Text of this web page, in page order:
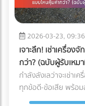
2026-03-23, 09:36
เจาะลึก! เช่าเครื่อ
กว่า? (ฉบับผู้รับเหม
กำลังลังเลว่าจะเช่า
ทุกข้อดี-ข้อเสีย พร้อ
เหมามือใหม่ต้องรู้ก่